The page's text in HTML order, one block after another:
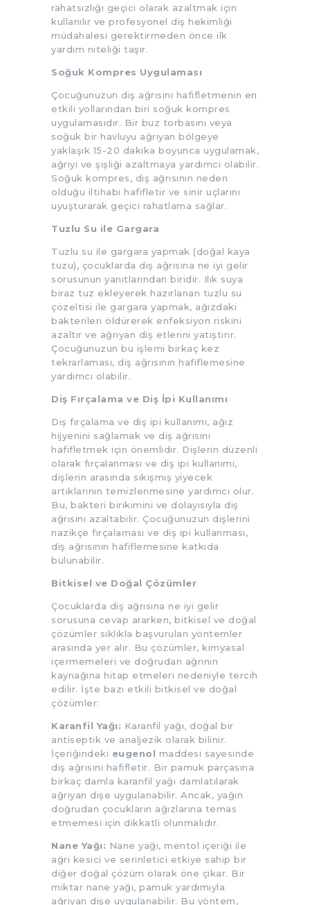
rahatsızlığı geçici olarak azaltmak için
kullanılır ve profesyonel diş hekimliği
müdahalesi gerektirmeden önce ilk
yardım niteliği taşır.
Soğuk Kompres Uygulaması
Çocuğunuzun diş ağrısını hafifletmenin en
etkili yollarından biri soğuk kompres
uygulamasıdır. Bir buz torbasını veya
soğuk bir havluyu ağrıyan bölgeye
yaklaşık 15-20 dakika boyunca uygulamak,
ağrıyı ve şişliği azaltmaya yardımcı olabilir.
Soğuk kompres, diş ağrısının neden
olduğu iltihabı hafifletir ve sinir uçlarını
uyuşturarak geçici rahatlama sağlar.
Tuzlu Su ile Gargara
Tuzlu su ile gargara yapmak (doğal kaya
tuzu), çocuklarda diş ağrısına ne iyi gelir
sorusunun yanıtlarından biridir. Ilık suya
biraz tuz ekleyerek hazırlanan tuzlu su
çözeltisi ile gargara yapmak, ağızdaki
bakterileri öldürerek enfeksiyon riskini
azaltır ve ağrıyan diş etlerini yatıştırır.
Çocuğunuzun bu işlemi birkaç kez
tekrarlaması, diş ağrısının hafiflemesine
yardımcı olabilir.
Diş Fırçalama ve Diş İpi Kullanımı
Diş fırçalama ve diş ipi kullanımı, ağız
hijyenini sağlamak ve diş ağrısını
hafifletmek için önemlidir. Dişlerin düzenli
olarak fırçalanması ve diş ipi kullanımı,
dişlerin arasında sıkışmış yiyecek
artıklarının temizlenmesine yardımcı olur.
Bu, bakteri birikimini ve dolayısıyla diş
ağrısını azaltabilir. Çocuğunuzun dişlerini
nazikçe fırçalaması ve diş ipi kullanması,
diş ağrısının hafiflemesine katkıda
bulunabilir.
Bitkisel ve Doğal Çözümler
Çocuklarda diş ağrısına ne iyi gelir
sorusuna cevap ararken, bitkisel ve doğal
çözümler sıklıkla başvurulan yöntemler
arasında yer alır. Bu çözümler, kimyasal
içermemeleri ve doğrudan ağrının
kaynağına hitap etmeleri nedeniyle tercih
edilir. İşte bazı etkili bitkisel ve doğal
çözümler:
Karanfil Yağı: Karanfil yağı, doğal bir
antiseptik ve analjezik olarak bilinir.
İçeriğindeki eugenol maddesi sayesinde
diş ağrısını hafifletir. Bir pamuk parçasına
birkaç damla karanfil yağı damlatılarak
ağrıyan dişe uygulanabilir. Ancak, yağın
doğrudan çocukların ağızlarına temas
etmemesi için dikkatli olunmalıdır.
Nane Yağı: Nane yağı, mentol içeriği ile
ağrı kesici ve serinletici etkiye sahip bir
diğer doğal çözüm olarak öne çıkar. Bir
miktar nane yağı, pamuk yardımıyla
ağrıyan dişe uygulanabilir. Bu yöntem,